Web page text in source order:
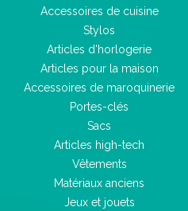
Accessoires de cuisine
Stylos
Articles d'horlogerie
Articles pour la maison
Accessoires de maroquinerie
Portes-clés
Sacs
Articles high-tech
Vêtements
Matériaux anciens
Jeux et jouets